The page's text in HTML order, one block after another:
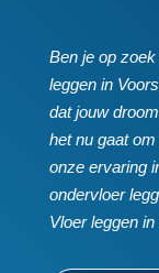
Ben je op
leggen in
dat jouw
het nu gaat
onze ervaring
ondervloer
Vloer leggen